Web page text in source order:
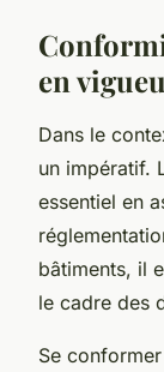
en
Dans le
un impératif.
essentiel en
bâtiments, il
le cadre des
Se